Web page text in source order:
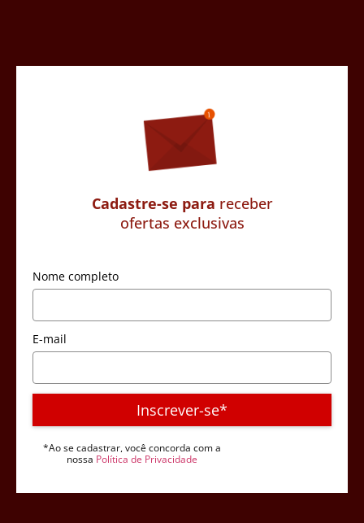
Cadastre-se para receber
ofertas exclusivas
Nome completo
E-mail
Inscrever-se*
*Ao se cadastrar, você concorda com a
nossa Política de Privacidade